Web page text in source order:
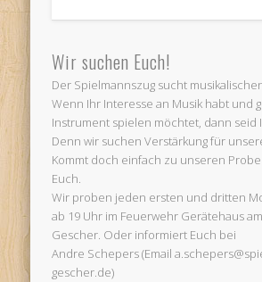
Wir suchen Euch!
Der Spielmannszug sucht
Wenn Ihr Interesse an Musik habt und
Instrument spielen möchtet, dann seid
Denn wir suchen Verstärkung für
Kommt doch einfach zu unseren
Euch.
Wir proben jeden ersten und dritten
ab 19 Uhr im Feuerwehr Gerätehaus
Gescher. Oder informiert Euch bei
Andre Schepers (Email
gescher.de)